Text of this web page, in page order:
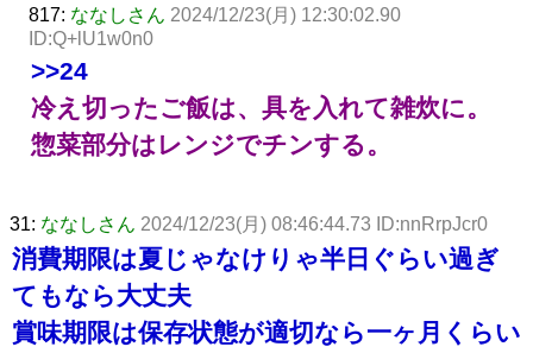
817: ななしさん 2024/12/23(月) 12:30:02.90
ID:Q+lU1w0n0
>>24
冷え切ったご飯は、具を入れて雑炊に。
惣菜部分はレンジでチンする。
31: ななしさん 2024/12/23(月) 08:46:44.73 ID:nnRrpJcr0
消費期限は夏じゃなけりゃ半日ぐらい過ぎ
てもなら大丈夫
賞味期限は保存状態が適切なら一ヶ月くらい